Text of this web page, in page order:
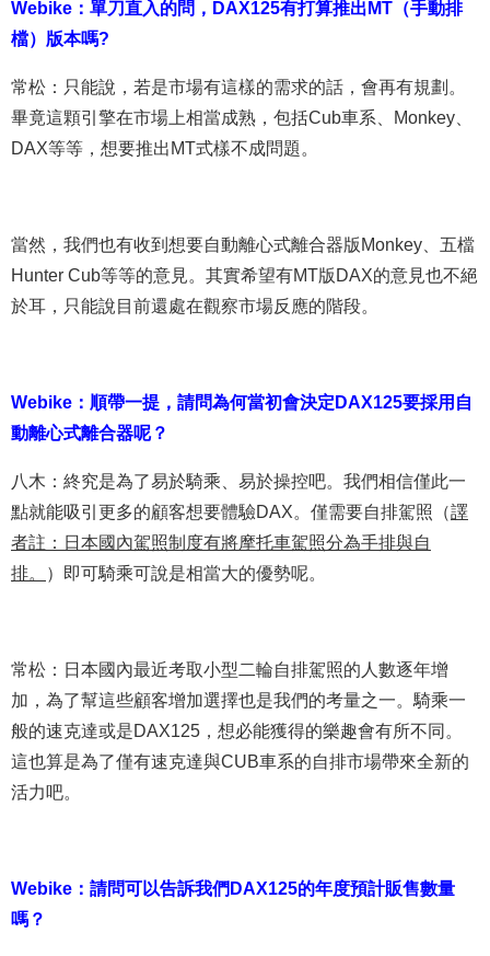
Webike：單刀直入的問，DAX125有打算推出MT（手動排
檔）版本嗎?
常松：只能說，若是市場有這樣的需求的話，會再有規劃。
畢竟這顆引擎在市場上相當成熟，包括Cub車系、Monkey、
DAX等等，想要推出MT式樣不成問題。
當然，我們也有收到想要自動離心式離合器版Monkey、五檔
Hunter Cub等等的意見。其實希望有MT版DAX的意見也不絕
於耳，只能說目前還處在觀察市場反應的階段。
Webike：順帶一提，請問為何當初會決定DAX125要採用自
動離心式離合器呢？
八木：終究是為了易於騎乘、易於操控吧。我們相信僅此一
點就能吸引更多的顧客想要體驗DAX。僅需要自排駕照（譯
者註：日本國內駕照制度有將摩托車駕照分為手排與自
排。
）即可騎乘可說是相當大的優勢呢。
常松：日本國內最近考取小型二輪自排駕照的人數逐年增
加，為了幫這些顧客增加選擇也是我們的考量之一。騎乘一
般的速克達或是DAX125，想必能獲得的樂趣會有所不同。
這也算是為了僅有速克達與CUB車系的自排市場帶來全新的
活力吧。
Webike：請問可以告訴我們DAX125的年度預計販售數量
嗎？